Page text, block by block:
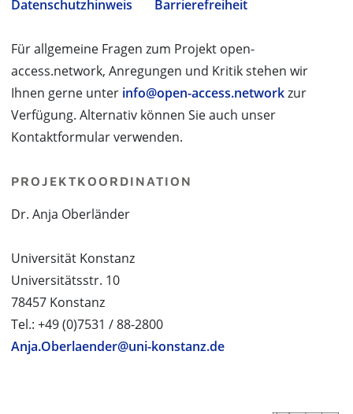
Datenschutzhinweis
Barrierefreiheit
Für allgemeine Fragen zum Projekt open-
access.network, Anregungen und Kritik stehen wir
Ihnen gerne unter info@open-access.networkzur
Verfügung. Alternativ können Sie auch unser
Kontaktformular verwenden.
PROJEKTKOORDINATION
Dr. Anja Oberländer
Universität Konstanz
Universitätsstr. 10
78457 Konstanz
Tel.: +49 (0)7531 / 88-2800
Anja.Oberlaender@uni-konstanz.de